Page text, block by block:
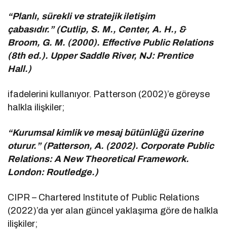
“Planlı, sürekli ve stratejik iletişim
çabasıdır.” (Cutlip, S. M., Center, A. H., &
Broom, G. M. (2000). Effective Public Relations
(8th ed.). Upper Saddle River, NJ: Prentice
Hall.)
ifadelerini kullanıyor. Patterson (2002)’e göreyse
halkla ilişkiler;
“Kurumsal kimlik ve mesaj bütünlüğü üzerine
oturur.” (Patterson, A. (2002). Corporate Public
Relations: A New Theoretical Framework.
London: Routledge.)
CIPR – Chartered Institute of Public Relations
(2022)’da yer alan güncel yaklaşıma göre de halkla
ilişkiler;